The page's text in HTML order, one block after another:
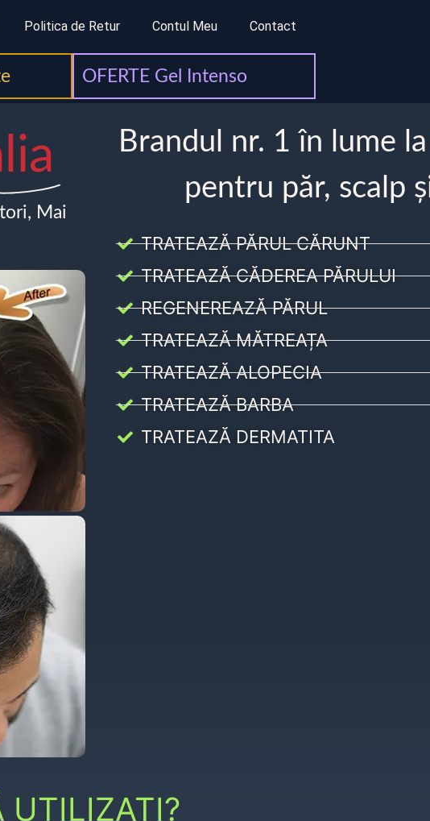
Politica de Retur Contul Meu Contact
OFERTE Gel Intenso
Mai
Brandul nr. 1 în lume
pentru păr, scalp
TRATEAZĂ PĂRUL CĂRUNT
TRATEAZĂ CĂDEREA PĂRULUI
REGENEREAZĂ PĂRUL
TRATEAZĂ MĂTREAȚA
TRATEAZĂ ALOPECIA
TRATEAZĂ BARBA
TRATEAZĂ DERMATITA
UTILIZAȚI?